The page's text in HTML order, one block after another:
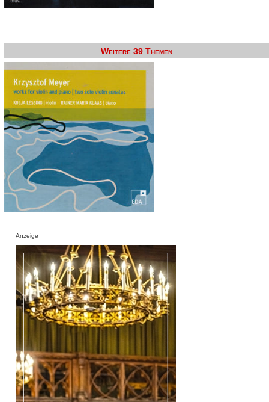
Weitere 39 Themen
Anzeige